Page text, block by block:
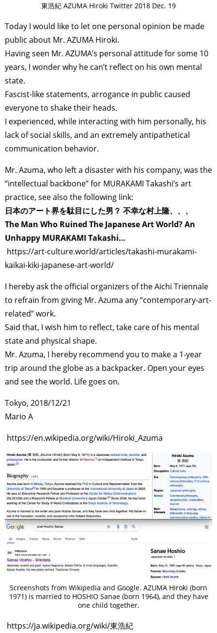
東浩紀 AZUMA Hiroki Twitter 2018 Dec. 19
Today I would like to let one personal opinion be made
public about Mr. AZUMA Hiroki.
Having seen Mr. AZUMA’s personal attitude for some 10
years, I wonder why he can’t reflect on his own mental
state.
Fascist-like statements, arrogance in public caused
everyone to shake their heads.
I experienced, while interacting with him personally, his
lack of social skills, and an extremely antipathetical
communication behavior.
Mr. Azuma, who left a disaster with his company, was the
“intellectual backbone” for MURAKAMI Takashi’s art
practice, see also the following link:
日本のアート界を駄目にした男？ 不幸な村上隆、、、
The Man Who Ruined The Japanese Art World? An
Unhappy MURAKAMI Takashi…
https://art-culture.world/articles/takashi-murakami-
kaikai-kiki-japanese-art-world/
I hereby ask the official organizers of the Aichi Triennale
to refrain from giving Mr. Azuma any “contemporary-art-
related” work.
Said that, I wish him to reflect, take care of his mental
state and physical shape.
Mr. Azuma, I hereby recommend you to make a 1-year
trip around the globe as a backpacker. Open your eyes
and see the world. Life goes on.
Tokyo, 2018/12/21
Mario A
https://en.wikipedia.org/wiki/Hiroki_Azuma
Screenshots from Wikipedia and Google. AZUMA Hiroki (born
1971) is married to HOSHIO Sanae (born 1964), and they have
one child together.
https://ja.wikipedia.org/wiki/東浩紀